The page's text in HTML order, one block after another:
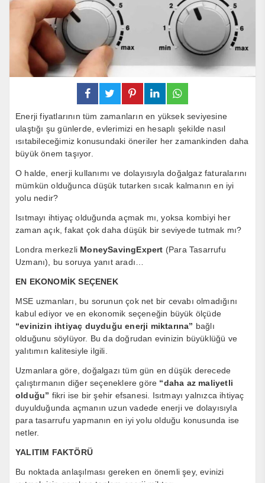
Enerji fiyatlarının tüm zamanların en yüksek seviyesine
ulaştığı şu günlerde, evlerimizi en hesaplı şekilde nasıl
ısıtabileceğimiz konusundaki öneriler her zamankinden daha
büyük önem taşıyor.
O halde, enerji kullanımı ve dolayısıyla doğalgaz faturalarını
mümkün olduğunca düşük tutarken sıcak kalmanın en iyi
yolu nedir?
Isıtmayı ihtiyaç olduğunda açmak mı, yoksa kombiyi her
zaman açık, fakat çok daha düşük bir seviyede tutmak mı?
Londra merkezli MoneySavingExpert (Para Tasarrufu
Uzmanı), bu soruya yanıt aradı…
EN EKONOMİK SEÇENEK
MSE uzmanları, bu sorunun çok net bir cevabı olmadığını
kabul ediyor ve en ekonomik seçeneğin büyük ölçüde
“evinizin ihtiyaç duyduğu enerji miktarına” bağlı
olduğunu söylüyor. Bu da doğrudan evinizin büyüklüğü ve
yalıtımın kalitesiyle ilgili.
Uzmanlara göre, doğalgazı tüm gün en düşük derecede
çalıştırmanın diğer seçeneklere göre “daha az maliyetli
olduğu” fikri ise bir şehir efsanesi. Isıtmayı yalnızca ihtiyaç
duyulduğunda açmanın uzun vadede enerji ve dolayısıyla
para tasarrufu yapmanın en iyi yolu olduğu konusunda ise
netler.
YALITIM FAKTÖRÜ
Bu noktada anlaşılması gereken en önemli şey, evinizi